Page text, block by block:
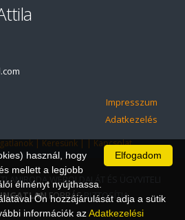
Impresszum
Adatkezelés
|Keresünk||Kapcsolat
WEBOLDALÁT ÉS ÜGYVITELI
INGATLAN FORRÁSBIZTOSÍTJA.
Elfogadom
használ, hogy
mellett a legjobb
élményt nyújthassa.
Ön hozzájárulását adja a sütik
információk azAdatkezelési